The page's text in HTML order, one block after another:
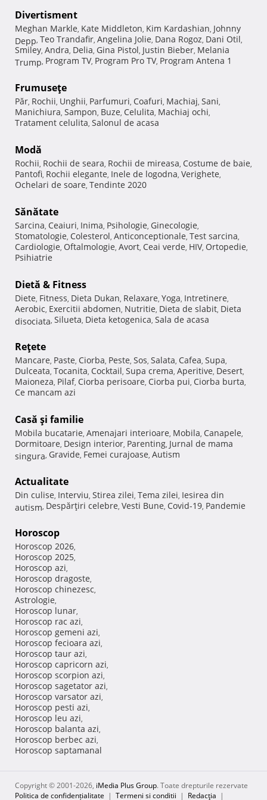
Divertisment
Meghan Markle, Kate Middleton, Kim Kardashian, Johnny
Depp, Teo Trandafir, Angelina Jolie, Dana Rogoz, Dani Otil,
Smiley, Andra, Delia, Gina Pistol, Justin Bieber, Melania
Trump, Program TV, Program Pro TV, Program Antena 1
Frumuseţe
Păr, Rochii, Unghii, Parfumuri, Coafuri, Machiaj, Sani,
Manichiura, Sampon, Buze, Celulita, Machiaj ochi,
Tratament celulita, Salonul de acasa
Modă
Rochii, Rochii de seara, Rochii de mireasa, Costume de baie,
Pantofi, Rochii elegante, Inele de logodna, Verighete,
Ochelari de soare, Tendinte 2020
Sănătate
Sarcina, Ceaiuri, Inima, Psihologie, Ginecologie,
Stomatologie, Colesterol, Anticonceptionale, Test sarcina,
Cardiologie, Oftalmologie, Avort, Ceai verde, HIV, Ortopedie,
Psihiatrie
Dietă & Fitness
Diete, Fitness, Dieta Dukan, Relaxare, Yoga, Intretinere,
Aerobic, Exercitii abdomen, Nutritie, Dieta de slabit, Dieta
disociata, Silueta, Dieta ketogenica, Sala de acasa
Reţete
Mancare, Paste, Ciorba, Peste, Sos, Salata, Cafea, Supa,
Dulceata, Tocanita, Cocktail, Supa crema, Aperitive, Desert,
Maioneza, Pilaf, Ciorba perisoare, Ciorba pui, Ciorba burta,
Ce mancam azi
Casă şi familie
Mobila bucatarie, Amenajari interioare, Mobila, Canapele,
Dormitoare, Design interior, Parenting, Jurnal de mama
singura, Gravide, Femei curajoase, Autism
Actualitate
Din culise, Interviu, Stirea zilei, Tema zilei, Iesirea din
autism, Despărţiri celebre, Vesti Bune, Covid-19, Pandemie
Horoscop
Horoscop 2026,
Horoscop 2025,
Horoscop azi,
Horoscop dragoste,
Horoscop chinezesc,
Astrologie,
Horoscop lunar,
Horoscop rac azi,
Horoscop gemeni azi,
Horoscop fecioara azi,
Horoscop taur azi,
Horoscop capricorn azi,
Horoscop scorpion azi,
Horoscop sagetator azi,
Horoscop varsator azi,
Horoscop pesti azi,
Horoscop leu azi,
Horoscop balanta azi,
Horoscop berbec azi,
Horoscop saptamanal
Copyright © 2001-2026, iMedia Plus Group. Toate drepturile rezervate
Politica de confidențialitate | Termeni si conditii | Redacţia |